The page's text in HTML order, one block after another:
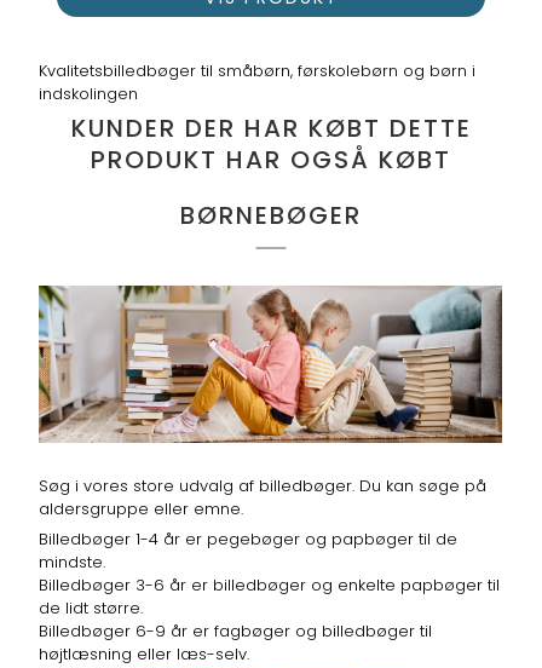
Kvalitetsbilledbøger til småbørn, førskolebørn og børn i
indskolingen
KUNDER DER HAR KØBT DETTE
PRODUKT HAR OGSÅ KØBT
BØRNEBØGER
Søg i vores store udvalg af billedbøger. Du kan søge på
aldersgruppe eller emne.
Billedbøger 1-4 år er pegebøger og papbøger til de
mindste.
Billedbøger 3-6 år er billedbøger og enkelte papbøger til
de lidt større.
Billedbøger 6-9 år er fagbøger og billedbøger til
højtlæsning eller læs-selv.